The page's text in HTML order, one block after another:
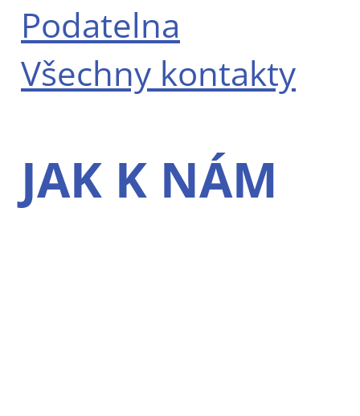
Podatelna
Všechny kontakty
JAK K NÁM